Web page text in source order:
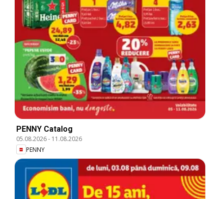
PENNY Catalog
05.08.2026- 11.08.2026
PENNY